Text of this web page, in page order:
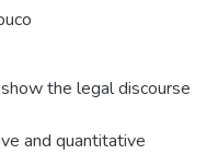
the legal discourse
and quantitative